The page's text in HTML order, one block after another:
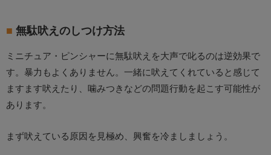
無駄吠えのしつけ方法
ミニチュア・ピンシャーに無駄吠えを大声で叱るのは逆効果で
す。暴力もよくありません。一緒に吠えてくれていると感じて
ますます吠えたり、噛みつきなどの問題行動を起こす可能性が
あります。
まず吠えている原因を見極め、興奮を冷ましましょう。